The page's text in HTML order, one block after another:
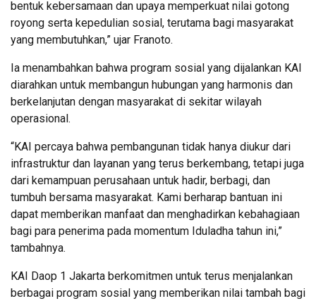
bentuk kebersamaan dan upaya memperkuat nilai gotong
royong serta kepedulian sosial, terutama bagi masyarakat
yang membutuhkan,” ujar Franoto.
Ia menambahkan bahwa program sosial yang dijalankan KAI
diarahkan untuk membangun hubungan yang harmonis dan
berkelanjutan dengan masyarakat di sekitar wilayah
operasional.
“KAI percaya bahwa pembangunan tidak hanya diukur dari
infrastruktur dan layanan yang terus berkembang, tetapi juga
dari kemampuan perusahaan untuk hadir, berbagi, dan
tumbuh bersama masyarakat. Kami berharap bantuan ini
dapat memberikan manfaat dan menghadirkan kebahagiaan
bagi para penerima pada momentum Iduladha tahun ini,”
tambahnya.
KAI Daop 1 Jakarta berkomitmen untuk terus menjalankan
berbagai program sosial yang memberikan nilai tambah bagi